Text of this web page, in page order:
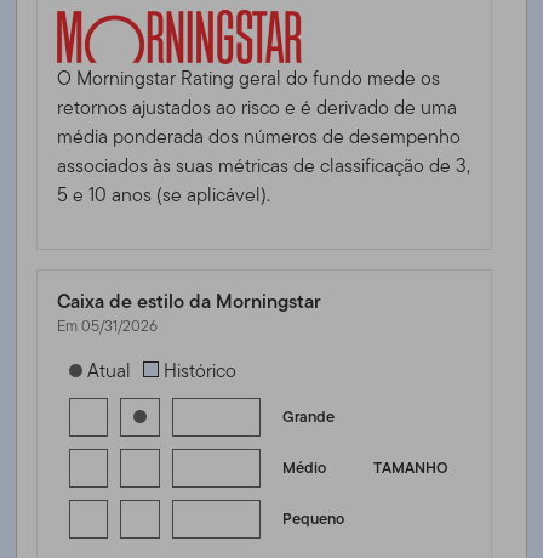
O Morningstar Rating geral do fundo mede os
retornos ajustados ao risco e é derivado de uma
média ponderada dos números de desempenho
associados às suas métricas de classificação de 3,
5 e 10 anos (se aplicável).
Caixa de estilo da Morningstar
Em 05/31/2026
[products.morningstar-stylebox-title-sr-equity]
Atual Histórico
Grande
TAMANHO
Médio
Pequeno